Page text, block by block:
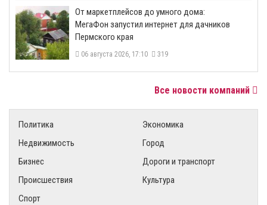
От маркетплейсов до умного дома:
МегаФон запустил интернет для дачников
Пермского края
06 августа 2026, 17:10 319
Все новости компаний
Политика
Экономика
Недвижимость
Город
Бизнес
Дороги и транспорт
Происшествия
Культура
Спорт